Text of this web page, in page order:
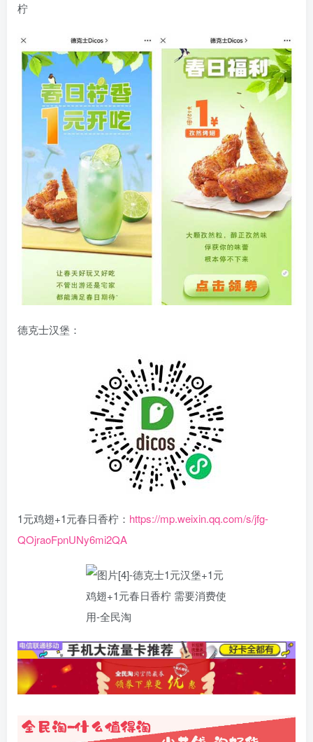
柠
德克士汉堡：
1元鸡翅+1元春日香柠： https://mp.weixin.qq.com/s/jfg-
QOjraoFpnUNy6mi2QA